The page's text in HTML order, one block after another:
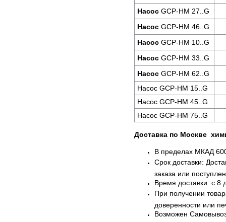
Насос GCP-HM 27..G
Насос GCP-HM 46..G
Насос GCP-HM 10..G
Насос GCP-HM 33..G
Насос GCP-HM 62..G
Насос GCP-HM 15..G
Насос GCP-HM 45..G
Насос GCP-HM 75..G
Доставка по Москве
В пределах МКАД
Срок доставки:
заказа или
Время доставки: с 8
При получении
доверенности или
Возможен